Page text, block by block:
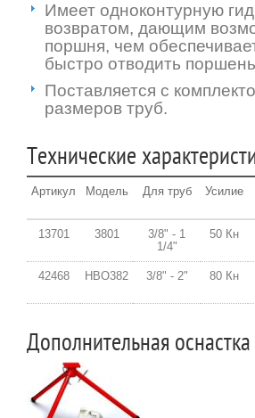
Имеет одноконтурную
возвратом, дающим
поршня, чем
быстро отводить
Поставляется с
размеров труб.
Технические
Артикул Модель Для труб Усилие
13701 3801
3/8" - 1
1/4"
50 Кн
42468 HBO382 3/8" - 2" 80 Кн
Дополнительная оснастка